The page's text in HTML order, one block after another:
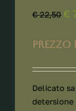
€ 22,50 €
PREZZO
Delicato
detersione